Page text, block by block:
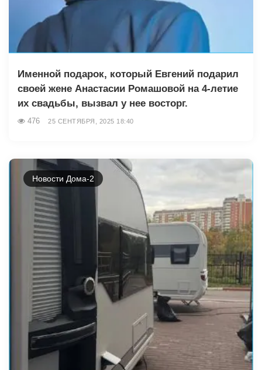
Именной подарок, который Евгений подарил
своей жене Анастасии Ромашовой на 4-летие
их свадьбы, вызвал у нее восторг.
476 25 СЕНТЯБРЯ, 2025 18:40
Новости Дома-2